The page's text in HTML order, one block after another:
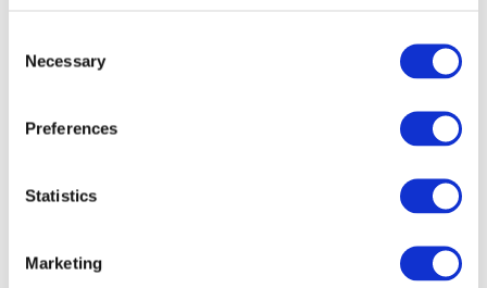
Selection
Necessary
Preferences
Statistics
Marketing